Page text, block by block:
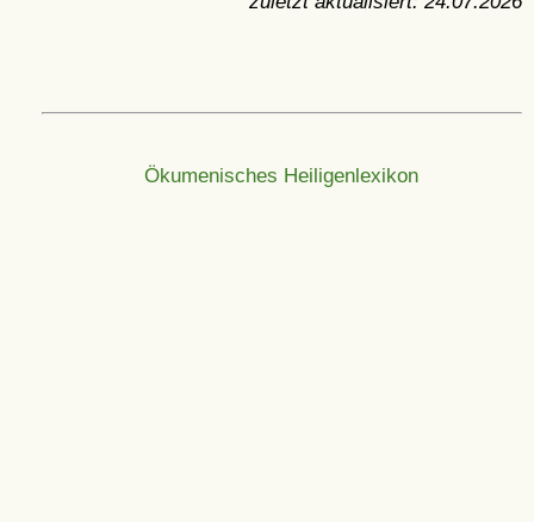
Ökumenisches Heiligenlexikon